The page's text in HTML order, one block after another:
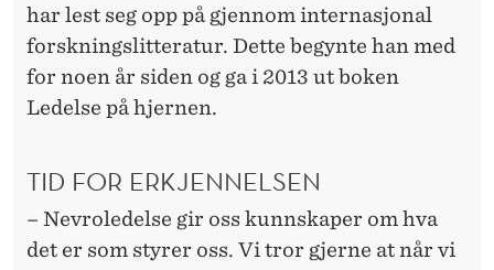
har lest seg opp på gjennom internasjonal
forskningslitteratur. Dette begynte han med
for noen år siden og ga i 2013 ut boken
Ledelse på hjernen.
TID FOR ERKJENNELSEN
– Nevroledelse gir oss kunnskaper om hva
det er som styrer oss. Vi tror gjerne at når vi